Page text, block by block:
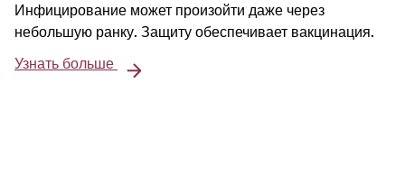
Инфицирование может произойти даже через
небольшую ранку. Защиту обеспечивает вакцинация.
Узнать больше